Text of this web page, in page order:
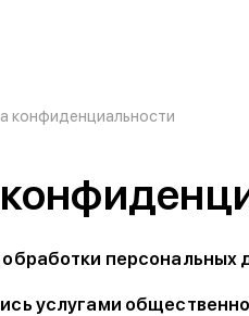
конфиденциальности
персональных
услугами